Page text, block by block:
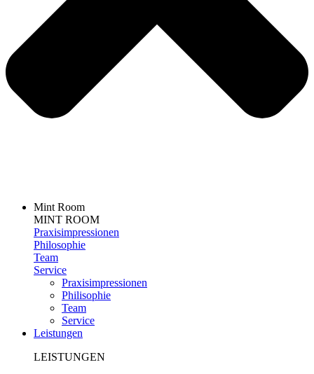
Mint Room
MINT ROOM
Praxisimpressionen
Philosophie
Team
Service
Praxisimpressionen
Philisophie
Team
Service
Leistungen
LEISTUNGEN